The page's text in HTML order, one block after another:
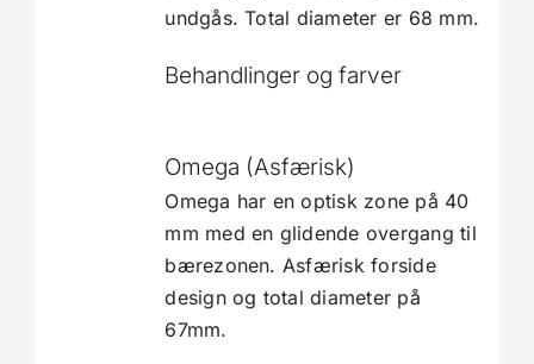
undgås. Total diameter er 68 mm.
Behandlinger og farver
Omega (Asfærisk)
Omega har en optisk zone på 40
mm med en glidende overgang til
bærezonen. Asfærisk forside
design og total diameter på
67mm.